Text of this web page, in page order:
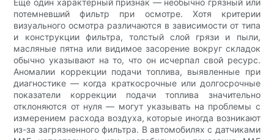
Еще один характерный признак — необычно грязный или
потемневший фильтр при осмотре. Хотя критерии
визуального осмотра различаются в зависимости от типа
и конструкции фильтра, толстый слой грязи и пыли,
масляные пятна или видимое засорение вокруг складок
обычно указывают на то, что он исчерпал свой ресурс.
Аномалии коррекции подачи топлива, выявленные при
диагностике — когда краткосрочные или долгосрочные
показатели коррекции подачи топлива значительно
отклоняются от нуля — могут указывать на проблемы с
измерением расхода воздуха, которые иногда возникают
из-за загрязненного фильтра. В автомобилях с датчиками